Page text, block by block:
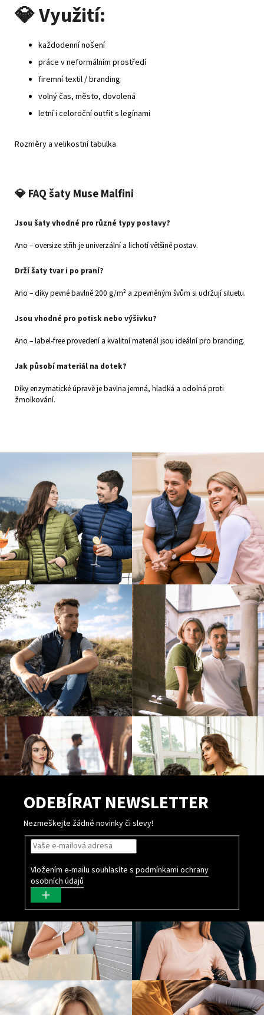
💎Využití:
každodenní nošení
práce v neformálním prostředí
firemní textil / branding
volný čas, město, dovolená
letní i celoroční outfit s legínami
Rozměry a velikostní tabulka
💎FAQ šaty Muse Malfini
Jsou šaty vhodné pro různé typy postavy?
Ano – oversize střih je univerzální a lichotí většině postav.
Drží šaty tvar i po praní?
Ano – díky pevné bavlně 200 g/m² a zpevněným švům si udržují siluetu.
Jsou vhodné pro potisk nebo výšivku?
Ano – label‑free provedení a kvalitní materiál jsou ideální pro branding.
Jak působí materiál na dotek?
Díky enzymatické úpravě je bavlna jemná, hladká a odolná proti
žmolkování.
ODEBÍRAT NEWSLETTER
Nezmeškejte žádné novinky či slevy!
Vložením e-mailu souhlasíte s podmínkami ochrany
osobních údajů
PŘIHLÁSIT
SE